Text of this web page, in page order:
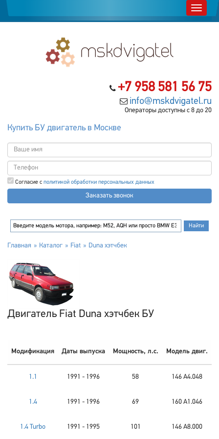
+7 958 581 56 75
info@mskdvigatel.ru
Операторы доступны с 8 до 20
Купить БУ двигатель в Москве
Согласие с политикой обработки персональных данных
Заказать звонок
Главная Каталог Fiat Duna хэтчбек
Двигатель Fiat Duna хэтчбек БУ
Модификация Даты выпуска Мощность, л.с. Модель двиг.
1.1 1991 - 1996 58 146 A4.048
1.4 1991 - 1996 69 160 A1.046
1.4 Turbo 1991 - 1995 101 146 A8.000